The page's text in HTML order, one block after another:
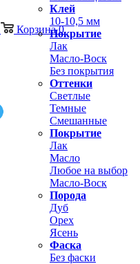
Клей
10-10,5 мм
Покрытие
Лак
Масло-Воск
Без покрытия
Оттенки
Светлые
Темные
Смешанные
Покрытие
Лак
Масло
Любое на выбор
Масло-Воск
Порода
Дуб
Орех
Ясень
Фаска
Без фаски
Корзина 0